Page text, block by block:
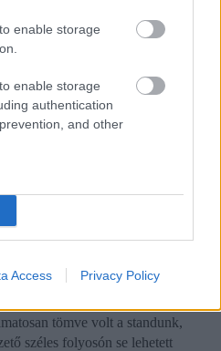
enable storage
enable storage
authentication
and other
Access Privacy Policy
irányítja a csapatot,
testvére,
hardverfejlesztő és egy
önti a gondolatot –
Hannoverben a CeBIT-en, a
vett részt külön standdal,
tömve volt a standunk,
széles folyosón se lehetett